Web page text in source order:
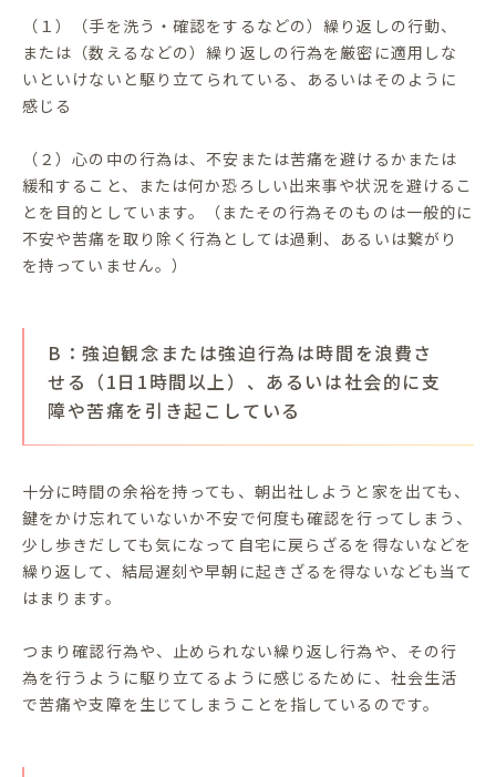
（１）（手を洗う・確認をするなどの）繰り返しの行動、
または（数えるなどの）繰り返しの行為を厳密に適用しな
いといけないと駆り立てられている、あるいはそのように
感じる
（２）心の中の行為は、不安または苦痛を避けるかまたは
緩和すること、または何か恐ろしい出来事や状況を避けるこ
とを目的としています。（またその行為そのものは一般的に
不安や苦痛を取り除く行為としては過剰、あるいは繋がり
を持っていません。）
B：強迫観念または強迫行為は時間を浪費さ
せる（1日1時間以上）、あるいは社会的に支
障や苦痛を引き起こしている
十分に時間の余裕を持っても、朝出社しようと家を出ても、
鍵をかけ忘れていないか不安で何度も確認を行ってしまう、
少し歩きだしても気になって自宅に戻らざるを得ないなどを
繰り返して、結局遅刻や早朝に起きざるを得ないなども当て
はまります。
つまり確認行為や、止められない繰り返し行為や、その行
為を行うように駆り立てるように感じるために、社会生活
で苦痛や支障を生じてしまうことを指しているのです。